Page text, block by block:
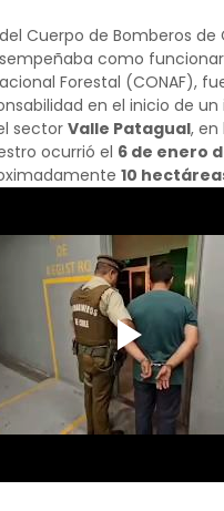
Cuerpo de Bomberos de
como
Forestal (CONAF),
en el inicio de
sectorValle Patagual,
ocurrió el 6 de enero
10